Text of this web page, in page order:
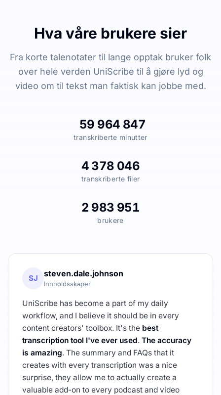
Hva våre brukere sier
Fra korte talenotater til lange opptak bruker folk
over hele verden UniScribe til å gjøre lyd og
video om til tekst man faktisk kan jobbe med.
59 964 847
transkriberte minutter
4 378 046
transkriberte filer
2 983 951
brukere
SJ steven.dale.johnson
Innholdsskaper
UniScribe has become a part of my daily
workflow, and I believe it should be in every
content creators' toolbox. It's the best
transcription tool I've ever used. The accuracy
is amazing. The summary and FAQs that it
creates with every transcription was a nice
surprise, they allow me to actually create a
valuable add-on to every podcast and video